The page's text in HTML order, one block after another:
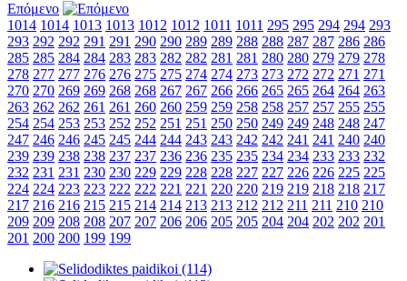
Επόμενο
1014 1014 1013 1013 1012 1012 1011 1011 295 295 294 294 293
293 292 292 291 291 290 290 289 289 288 288 287 287 286 286
285 285 284 284 283 283 282 282 281 281 280 280 279 279 278
278 277 277 276 276 275 275 274 274 273 273 272 272 271 271
270 270 269 269 268 268 267 267 266 266 265 265 264 264 263
263 262 262 261 261 260 260 259 259 258 258 257 257 255 255
254 254 253 253 252 252 251 251 250 250 249 249 248 248 247
247 246 246 245 245 244 244 243 243 242 242 241 241 240 240
239 239 238 238 237 237 236 236 235 235 234 234 233 233 232
232 231 231 230 230 229 229 228 228 227 227 226 226 225 225
224 224 223 223 222 222 221 221 220 220 219 219 218 218 217
217 216 216 215 215 214 214 213 213 212 212 211 211 210 210
209 209 208 208 207 207 206 206 205 205 204 204 202 202 201
201 200 200 199 199